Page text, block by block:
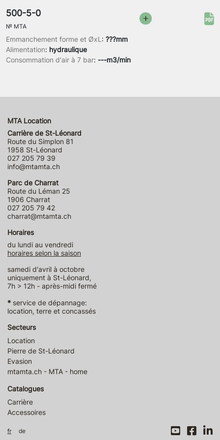
Emmanchement forme et ØxL : ???mm
Alimentation: hydraulique
Consommation d'air à 7 bar: ---m3/min
500-5-0
№ MTA
MTA Location
Carrière de St-Léonard
Route du Simplon 81
1958 St-Léonard
027 205 79 39
info@mtamta.ch
Parc de Charrat
Route du Léman 25
1906 Charrat
027 205 79 42
charrat@mtamta.ch
Horaires
du lundi au vendredi
horaires selon la saison
samedi d'avril à octobre
uniquement à St-Léonard,
7h > 12h - après-midi fermé
* service de dépannage:
location, terre et concassés
Secteurs
Location
Pierre de St-Léonard
Evasion
mtamta.ch - MTA - home
Catalogues
Carrière
Accessoires
fr de